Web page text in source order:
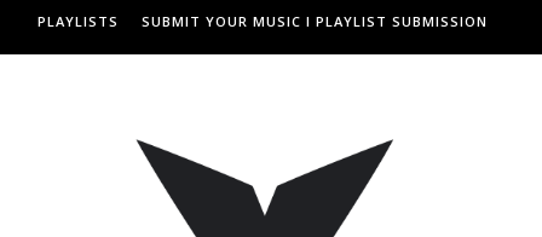
PLAYLISTS SUBMIT YOUR MUSIC I PLAYLIST SUBMISSION